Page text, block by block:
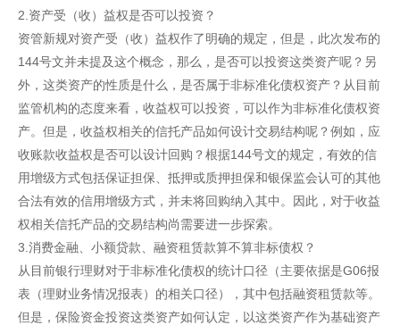
2.资产受（收）益权是否可以投资？
资管新规对资产受（收）益权作了明确的规定，但是，此次发布的
144号文并未提及这个概念，那么，是否可以投资这类资产呢？另
外，这类资产的性质是什么，是否属于非标准化债权资产？从目前
监管机构的态度来看，收益权可以投资，可以作为非标准化债权资
产。但是，收益权相关的信托产品如何设计交易结构呢？例如，应
收账款收益权是否可以设计回购？根据144号文的规定，有效的信
用增级方式包括保证担保、抵押或质押担保和银保监会认可的其他
合法有效的信用增级方式，并未将回购纳入其中。因此，对于收益
权相关信托产品的交易结构尚需要进一步探索。
3.消费金融、小额贷款、融资租赁款算不算非标债权？
从目前银行理财对于非标准化债权的统计口径（主要依据是G06报
表（理财业务情况报表）的相关口径），其中包括融资租赁款等。
但是，保险资金投资这类资产如何认定，以这类资产作为基础资产